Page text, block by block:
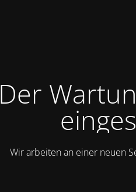
Der
Wir arbeiten an einer neuen